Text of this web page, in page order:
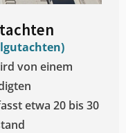
von einem
etwa 20 bis 30